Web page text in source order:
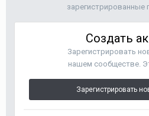
зарегистрированные
Создать
Зарегистрировать
нашем сообществе.
Зарегистрировать